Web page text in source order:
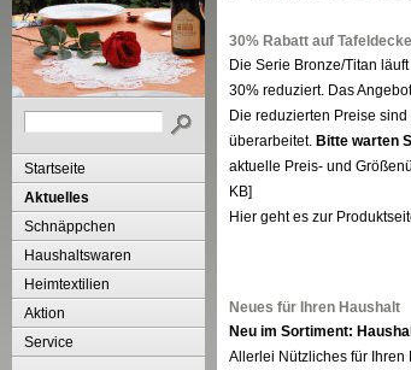
Startseite
Aktuelles
Schnäppchen
Haushaltswaren
Heimtextilien
Aktion
Service
30% Rabatt auf
Die Serie Bronze/Titan
30% reduziert. Das
Die reduzierten Preise
überarbeitet. Bitte warten
aktuelle Preis- und
KB]
Hier geht es zur
Neues für Ihren Haushalt
Neu im Sortiment:
Allerlei Nützliches für Ihren